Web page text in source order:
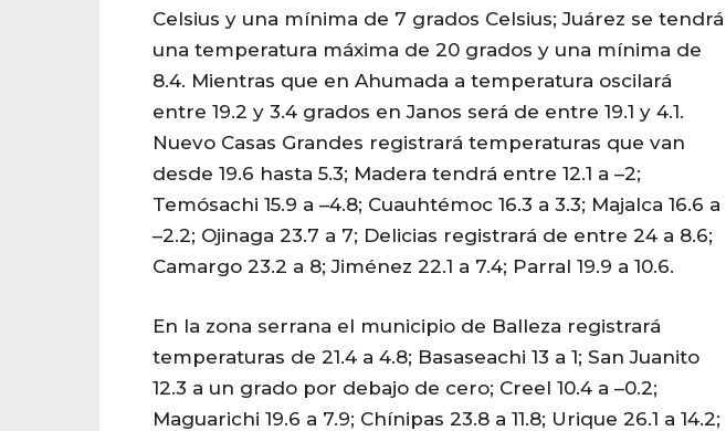
Celsius y una mínima de 7 grados Celsius; Juárez se tendrá
una temperatura máxima de 20 grados y una mínima de
8.4. Mientras que en Ahumada a temperatura oscilará
entre 19.2 y 3.4 grados en Janos será de entre 19.1 y 4.1.
Nuevo Casas Grandes registrará temperaturas que van
desde 19.6 hasta 5.3; Madera tendrá entre 12.1 a –2;
Temósachi 15.9 a –4.8; Cuauhtémoc 16.3 a 3.3; Majalca 16.6 a
–2.2; Ojinaga 23.7 a 7; Delicias registrará de entre 24 a 8.6;
Camargo 23.2 a 8; Jiménez 22.1 a 7.4; Parral 19.9 a 10.6.
En la zona serrana el municipio de Balleza registrará
temperaturas de 21.4 a 4.8; Basaseachi 13 a 1; San Juanito
12.3 a un grado por debajo de cero; Creel 10.4 a –0.2;
Maguarichi 19.6 a 7.9; Chínipas 23.8 a 11.8; Urique 26.1 a 14.2;